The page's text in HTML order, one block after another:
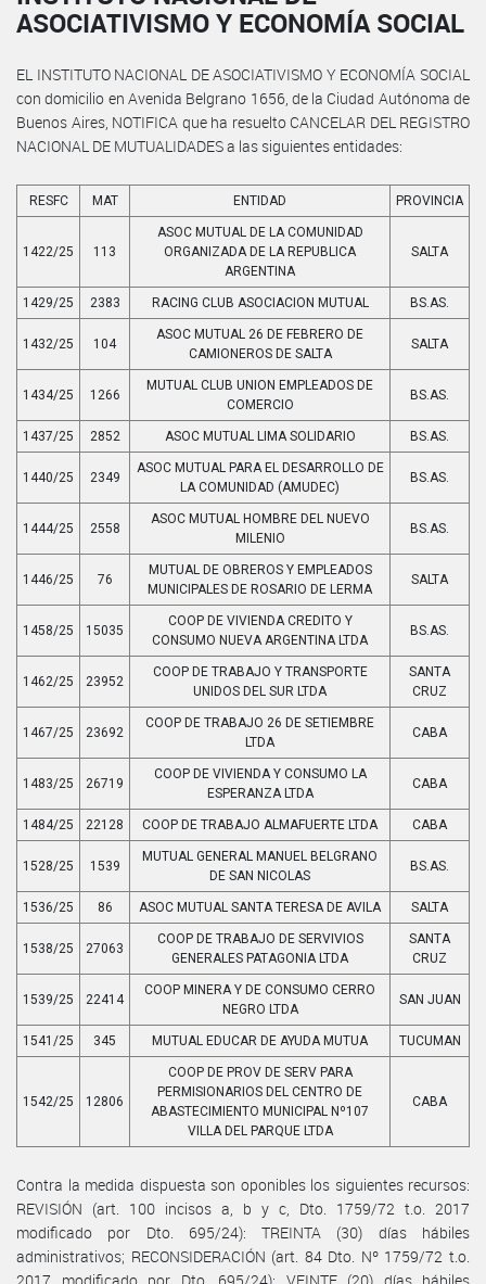
ASOCIATIVISMO Y ECONOMÍA SOCIAL
EL INSTITUTO NACIONAL DE ASOCIATIVISMO Y ECONOMÍA SOCIAL
con domicilio en Avenida Belgrano 1656, de la Ciudad Autónoma de
Buenos Aires, NOTIFICA que ha resuelto CANCELAR DEL REGISTRO
NACIONAL DE MUTUALIDADES a las siguientes entidades:
RESFC MAT ENTIDAD PROVINCIA
1422/25 113
ASOC MUTUAL DE LA COMUNIDAD
ORGANIZADA DE LA REPUBLICA
ARGENTINA
SALTA
1429/25 2383 RACING CLUB ASOCIACION MUTUAL BS.AS.
1432/25 104
ASOC MUTUAL 26 DE FEBRERO DE
CAMIONEROS DE SALTA
SALTA
1434/25 1266
MUTUAL CLUB UNION EMPLEADOS DE
COMERCIO
BS.AS.
1437/25 2852 ASOC MUTUAL LIMA SOLIDARIO BS.AS.
1440/25 2349
ASOC MUTUAL PARA EL DESARROLLO DE
LA COMUNIDAD (AMUDEC)
BS.AS.
1444/25 2558
ASOC MUTUAL HOMBRE DEL NUEVO
MILENIO
BS.AS.
1446/25 76
MUTUAL DE OBREROS Y EMPLEADOS
MUNICIPALES DE ROSARIO DE LERMA
SALTA
1458/25 15035
COOP DE VIVIENDA CREDITO Y
CONSUMO NUEVA ARGENTINA LTDA
BS.AS.
1462/25 23952
COOP DE TRABAJO Y TRANSPORTE
UNIDOS DEL SUR LTDA
SANTA
CRUZ
1467/25 23692
COOP DE TRABAJO 26 DE SETIEMBRE
LTDA
CABA
1483/25 26719
COOP DE VIVIENDA Y CONSUMO LA
ESPERANZA LTDA
CABA
1484/25 22128 COOP DE TRABAJO ALMAFUERTE LTDA CABA
1528/25 1539
MUTUAL GENERAL MANUEL BELGRANO
DE SAN NICOLAS
BS.AS.
1536/25 86 ASOC MUTUAL SANTA TERESA DE AVILA SALTA
1538/25 27063
COOP DE TRABAJO DE SERVIVIOS
GENERALES PATAGONIA LTDA
SANTA
CRUZ
1539/25 22414
COOP MINERA Y DE CONSUMO CERRO
NEGRO LTDA
SAN JUAN
1541/25 345 MUTUAL EDUCAR DE AYUDA MUTUA TUCUMAN
1542/25 12806
COOP DE PROV DE SERV PARA
PERMISIONARIOS DEL CENTRO DE
ABASTECIMIENTO MUNICIPAL Nº107
VILLA DEL PARQUE LTDA
CABA
Contra la medida dispuesta son oponibles los siguientes recursos:
REVISIÓN (art. 100 incisos a, b y c, Dto. 1759/72 t.o. 2017
modificado por Dto. 695/24): TREINTA (30) días hábiles
administrativos; RECONSIDERACIÓN (art. 84 Dto. Nº 1759/72 t.o.
2017 modificado por Dto. 695/24): VEINTE (20) días hábiles